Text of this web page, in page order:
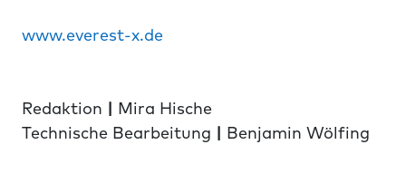
www.everest-x.de
Redaktion | Mira Hische
Technische Bearbeitung | Benjamin Wölfing